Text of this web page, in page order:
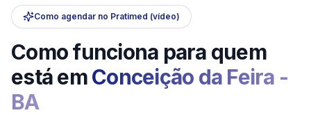
Como agendar no Pratimed (vídeo)
Como funciona para quem
está em Conceição da Feira -
BA